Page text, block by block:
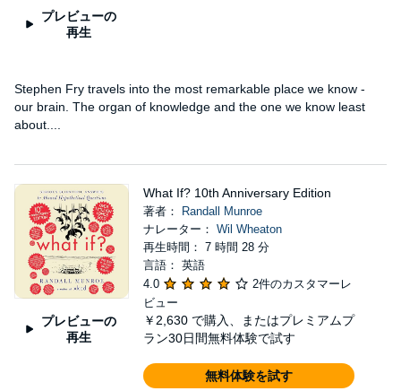
プレビューの
再生
Stephen Fry travels into the most remarkable place we know -
our brain. The organ of knowledge and the one we know least
about....
プレビューの
再生
What If? 10th Anniversary Edition
著者：
Randall Munroe
ナレーター： Wil Wheaton
再生時間： 7 時間 28 分
言語： 英語
4.0
2件のカスタマーレ
ビュー
￥2,630 で購入、またはプレミアムプ
ラン30日間無料体験で試す
無料体験を試す